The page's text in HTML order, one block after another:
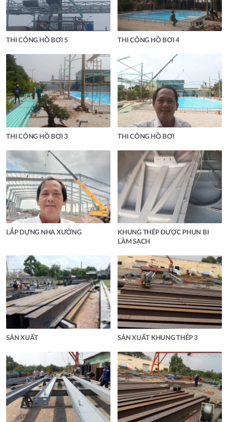
THI CÔNG HỒ BƠI 5 THI CÔNG HỒ BƠI 4
THI CÔNG HỒ BƠI 3 THI CÔNG HỒ BƠI
LẮP DỰNG NHA XƯỞNG
KHUNG THÉP ĐƯỢC PHUN BI
LÀM SẠCH
SẢN XUẤT SẢN XUẤT KHUNG THÉP 3